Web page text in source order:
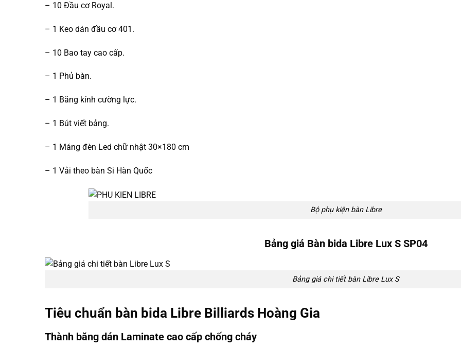
– 10 Đầu cơ Royal.
– 1 Keo dán đầu cơ 401.
– 10 Bao tay cao cấp.
– 1 Phủ bàn.
– 1 Băng kính cường lực.
– 1 Bút viết bảng.
– 1 Máng đèn Led chữ nhật 30×180 cm
– 1 Vải theo bàn Si Hàn Quốc
Bộ phụ kiện bàn Libre
Bảng giá Bàn bida Libre Lux S SP04
Bảng giá chi tiết bàn Libre Lux S
Tiêu chuẩn bàn bida Libre Billiards Hoàng Gia
Thành băng dán Laminate cao cấp chống cháy